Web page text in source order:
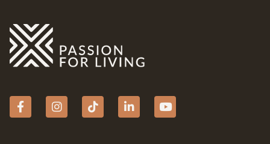
FacebookInstagram
tiktokLinkedinYouTube